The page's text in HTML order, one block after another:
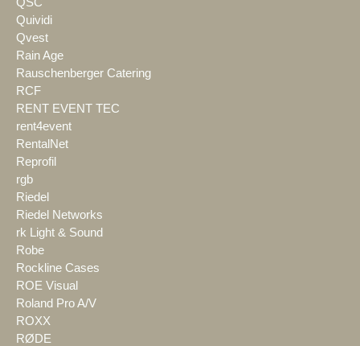
Quividi
Qvest
Rain Age
Rauschenberger Catering
RCF
RENT EVENT TEC
rent4event
RentalNet
Reprofil
rgb
Riedel
Riedel Networks
rk Light & Sound
Robe
Rockline Cases
ROE Visual
Roland Pro A/V
ROXX
RØDE